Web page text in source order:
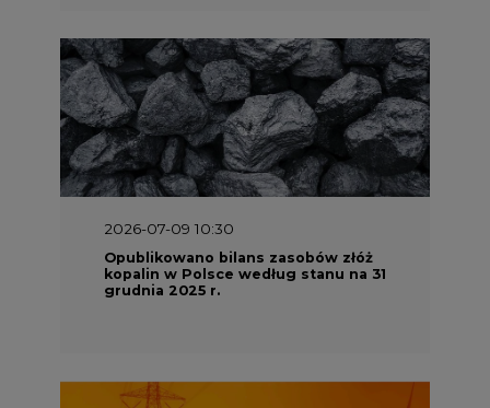
2026-07-09 10:30
Opublikowano bilans zasobów złóż
kopalin w Polsce według stanu na 31
grudnia 2025 r.